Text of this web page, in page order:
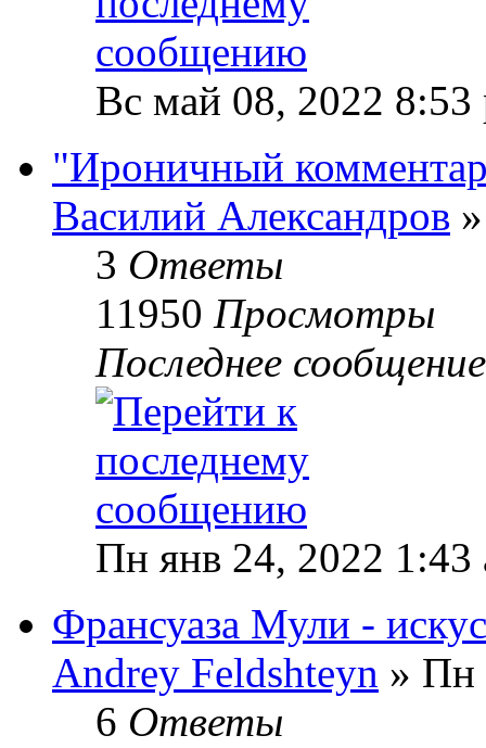
Вс май 08, 2022 8:53
"Ироничный
Василий Александров
3 Ответы
11950 Просмотры
Последнее
Пн янв 24, 2022 1:43
Франсуаза Мули -
Andrey Feldshteyn » Пн
6 Ответы